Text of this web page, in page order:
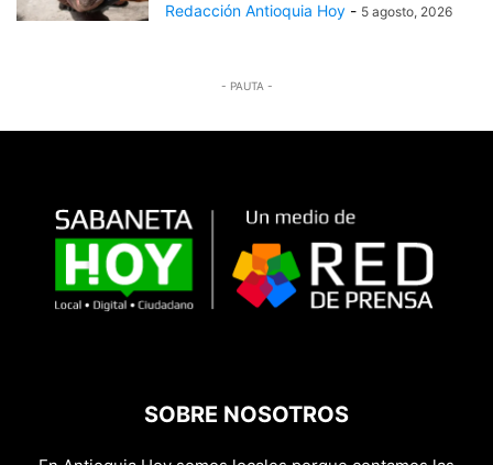
Redacción Antioquia Hoy - 5 agosto, 2026
- PAUTA -
SOBRE NOSOTROS